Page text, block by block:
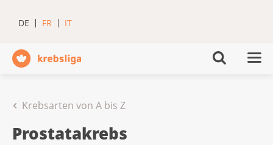
DE FR IT
Krebsarten von A bis Z
Prostatakrebs